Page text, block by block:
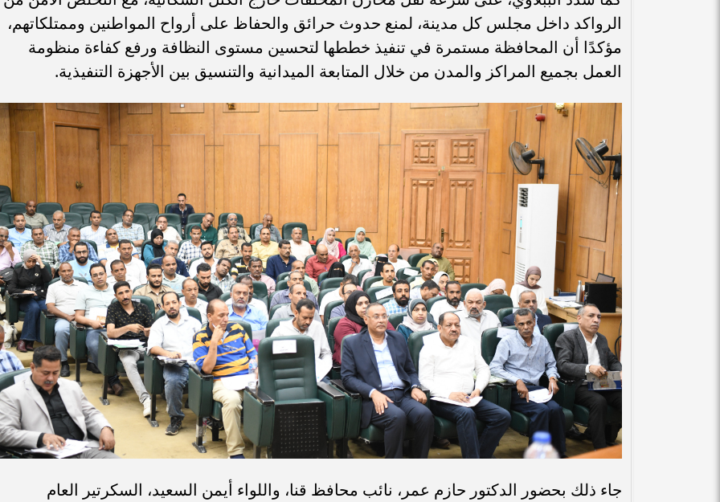
الرواكد داخل مجلس كل مدينة، لمنع حدوث حرائق والحفاظ على أرواح المواطنين وممتلكاتهم،
مؤكدًا أن المحافظة مستمرة في تنفيذ خططها لتحسين مستوى النظافة ورفع كفاءة منظومة
العمل بجميع المراكز والمدن من خلال المتابعة الميدانية والتنسيق بين الأجهزة التنفيذية.
جاء ذلك بحضور الدكتور حازم عمر، نائب محافظ قنا، واللواء أيمن السعيد، السكرتير العام